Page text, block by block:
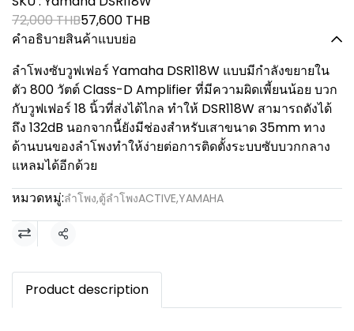
72,000 THB57,600 THB
คำอธิบายสินค้าแบบย่อ
ลำโพงซับวูฟเฟอร์ Yamaha DSR118W แบบมีกำลังขยายใน
ตัว 800 วัตต์ Class-D Amplifier ที่มีความผิดเพี้ยนน้อย บวก
กับวูฟเฟอร์ 18 นิ้วที่ส่งได้ไกล ทำให้ DSR118W สามารถดังได้
ถึง 132dB นอกจากนี้ยังมีช่องสำหรับเสาขนาด 35mm ทาง
ด้านบนของลำโพงทำให้ง่ายต่อการติดตั้งระบบซับบวกกลาง
แหลมได้อีกด้วย
หมวดหมู่:ลำโพง,ตู้ลำโพงACTIVE,YAMAHA
แชร์
Product description